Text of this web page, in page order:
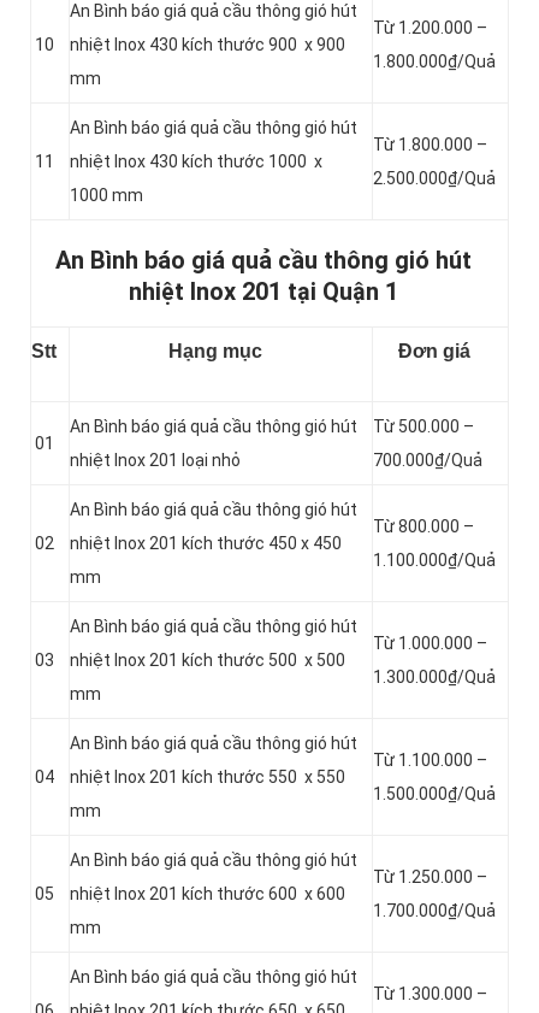
10
An Bình báo giá quả cầu thông gió hút
nhiệt Inox 430 kích thước 900 x 900
mm
Từ 1.200.000 –
1.800.000₫/Quả
11
An Bình báo giá quả cầu thông gió hút
nhiệt Inox 430 kích thước 1000 x
1000 mm
Từ 1.800.000 –
2.500.000₫/Quả
An Bình báo giá quả cầu thông gió hút
nhiệt Inox 201 tại Quận 1
Stt Hạng mục Đơn giá
01
An Bình báo giá quả cầu thông gió hút
nhiệt Inox 201 loại nhỏ
Từ 500.000 –
700.000₫/Quả
02
An Bình báo giá quả cầu thông gió hút
nhiệt Inox 201 kích thước 450 x 450
mm
Từ 800.000 –
1.100.000₫/Quả
03
An Bình báo giá quả cầu thông gió hút
nhiệt Inox 201 kích thước 500 x 500
mm
Từ 1.000.000 –
1.300.000₫/Quả
04
An Bình báo giá quả cầu thông gió hút
nhiệt Inox 201 kích thước 550 x 550
mm
Từ 1.100.000 –
1.500.000₫/Quả
05
An Bình báo giá quả cầu thông gió hút
nhiệt Inox 201 kích thước 600 x 600
mm
Từ 1.250.000 –
1.700.000₫/Quả
An Bình báo giá quả cầu thông gió hút
Từ 1.300.000 –